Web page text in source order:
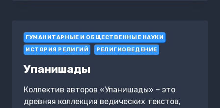
ГУМАНИТАРНЫЕ И ОБЩЕСТВЕННЫЕ НАУКИ
ИСТОРИЯ РЕЛИГИЙ
РЕЛИГИОВЕДЕНИЕ
Упанишады
Коллектив авторов «Упанишады» – это
древняя коллекция ведических текстов,